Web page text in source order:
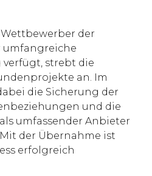
Wettbewerber der
umfangreiche
strebt die
an. Im
die Sicherung der
und die
umfassender Anbieter
der Übernahme ist
erfolgreich